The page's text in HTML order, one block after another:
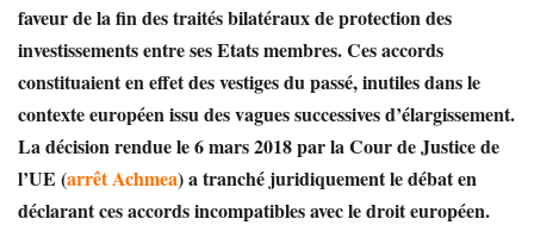
faveur de la fin des traités bilatéraux de protection des
investissements entre ses Etats membres. Ces accords
constituaient en effet des vestiges du passé, inutiles dans le
contexte européen issu des vagues successives d’élargissement.
La décision rendue le 6 mars 2018 par la Cour de Justice de
l’UE (arrêt Achmea) a tranché juridiquement le débat en
déclarant ces accords incompatibles avec le droit européen.